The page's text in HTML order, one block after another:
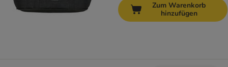
Zum Warenkorb
hinzufügen